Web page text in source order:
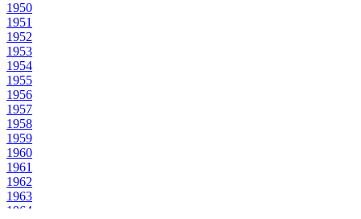
1950
1951
1952
1953
1954
1955
1956
1957
1958
1959
1960
1961
1962
1963
1964